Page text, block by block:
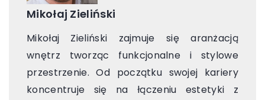
Mikołaj Zieliński
Mikołaj Zieliński zajmuje się aranżacją
wnętrz tworząc funkcjonalne i stylowe
przestrzenie. Od początku swojej kariery
koncentruje się na łączeniu estetyki z